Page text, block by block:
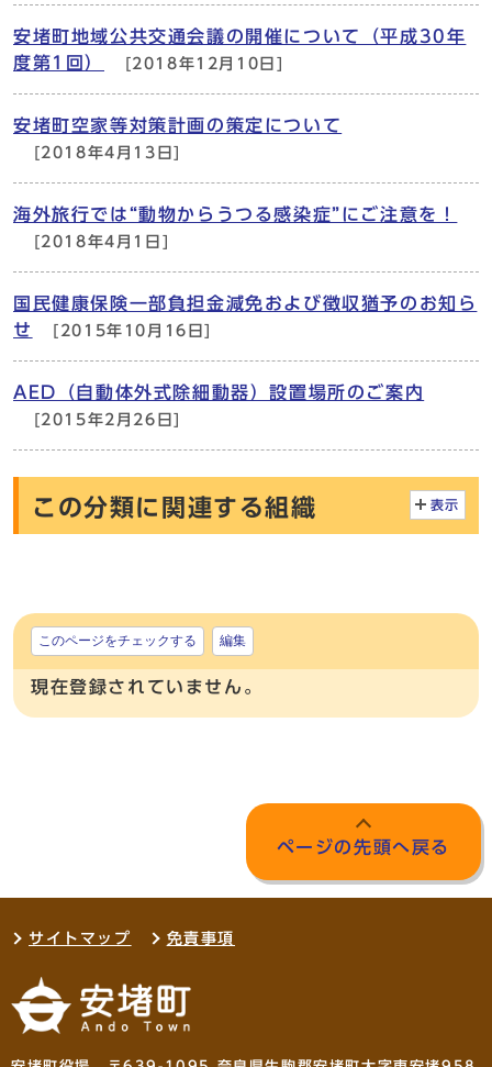
安堵町地域公共交通会議の開催について（平成30年
度第1回）
[2018年12月10日]
安堵町空家等対策計画の策定について
[2018年4月13日]
海外旅行では“動物からうつる感染症”にご注意を！
[2018年4月1日]
国民健康保険一部負担金減免および徴収猶予のお知ら
せ
[2015年10月16日]
AED（自動体外式除細動器）設置場所のご案内
[2015年2月26日]
この分類に関連する組織 表示
このページをチェックする 編集
現在登録されていません。
ページの先頭へ戻る
サイトマップ 免責事項